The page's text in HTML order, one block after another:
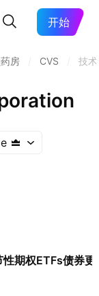
开始
房 CVS 技
性期权ETFs债券更